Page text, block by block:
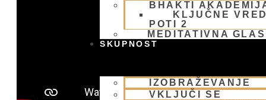
BHAKTI
KLJUČNE
POTI 2
MEDITATIVNA
SKUPNOST
IZOBRAŽEVANJE
VKLJUČI SE